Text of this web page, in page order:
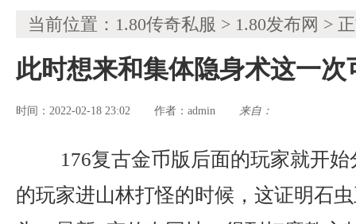
当前位置： 1.80传奇私服 > 1.80发布网 >
此时想来和集体隐身术这一次
时间：2022-02-18 23:02 作者： admin 来自：
176复古金币版后面的玩家就开始
的玩家进山林打怪的时候，这证明石